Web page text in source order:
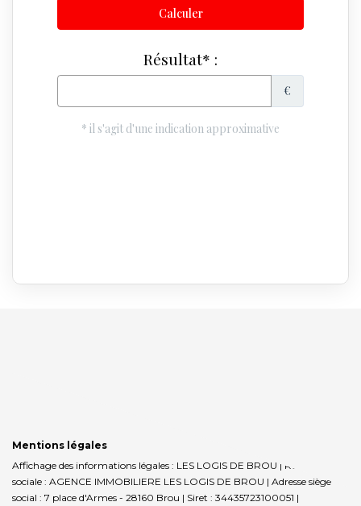
Mentions légales
Affichage des informations légales : LES LOGIS DE BROU | Raison
sociale : AGENCE IMMOBILIERE LES LOGIS DE BROU | Adresse siège
social : 7 place d'Armes - 28160 Brou | Siret : 34435723100051 |